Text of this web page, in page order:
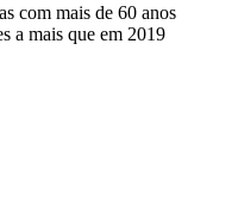
com mais de 60 anos
a mais que em 2019